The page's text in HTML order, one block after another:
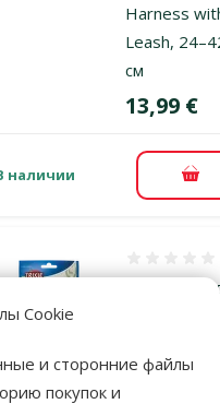
Cookie
и сторонние файлы
покупок и
Harness
Leash,
см
Цена
13,99 €
наличии В
Лакомство
Chicken